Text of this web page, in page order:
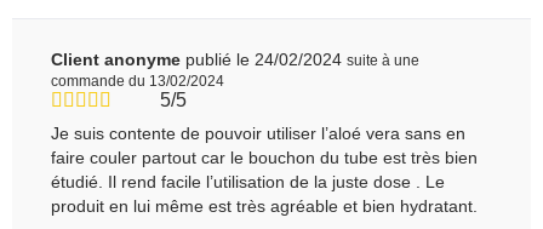
Client anonyme publié le 24/02/2024 suite à une
commande du 13/02/2024
5/5
Je suis contente de pouvoir utiliser l’aloé vera sans en
faire couler partout car le bouchon du tube est très bien
étudié. Il rend facile l’utilisation de la juste dose . Le
produit en lui même est très agréable et bien hydratant.